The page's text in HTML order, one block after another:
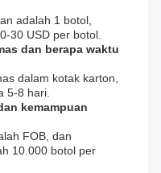
adalah 1 botol,
30 USD per botol.
dan berapa waktu
dalam kotak karton,
5-8 hari.
kemampuan
FOB, dan
10.000 botol per